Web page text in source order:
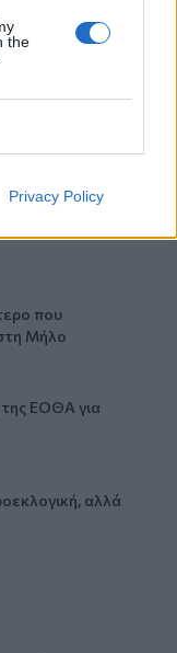
the
Privacy Policy
που
Μήλο
της ΕΟΘΑ για
αλλά